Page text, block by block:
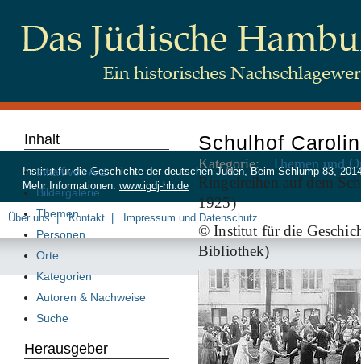
Schulhof
Kategorie: Themen und
Ringelreihen auf dem
1925)
© Institut für die
Bibliothek)
Inhalt
Inhalt von A-Z
Bildergalerie
Themen
Personen
Orte
Kategorien
Autoren & Nachweise
Suche
Herausgeber
Institut für die Geschichte der deutschen Juden, Beim Schlump 83,
Mehr Informationen: www.igdj-hh.de
Über uns Kontakt Impressum und Datenschutz